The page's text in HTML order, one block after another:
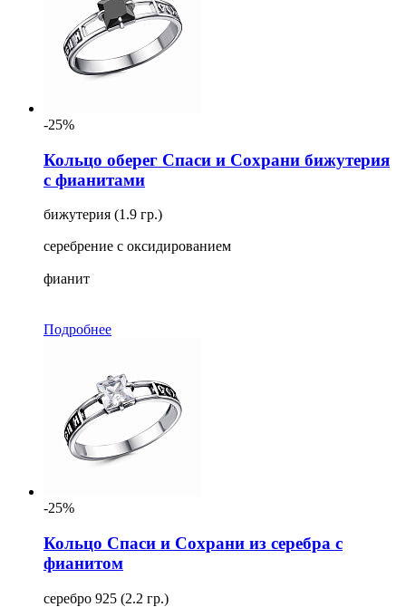
-25%
Кольцо оберег Спаси и Сохрани бижутерия
с фианитами
бижутерия (1.9 гр.)
серебрение с оксидированием
фианит
Подробнее
-25%
Кольцо Спаси и Сохрани из серебра с
фианитом
серебро 925 (2.2 гр.)